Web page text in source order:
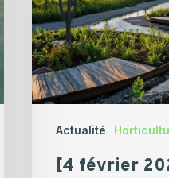
Actualité
de
l’Horticulture
:
quelles
plantes
aménagements
[4 février